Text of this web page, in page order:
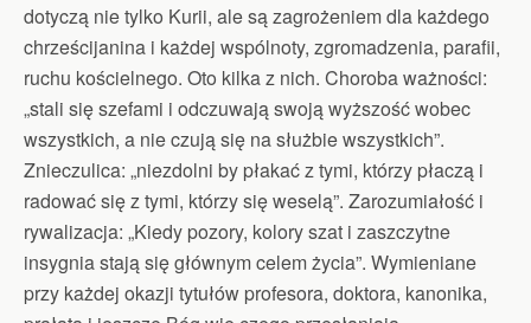
dotyczą nie tylko Kurii, ale są zagrożeniem dla każdego
chrześcijanina i każdej wspólnoty, zgromadzenia, parafii,
ruchu kościelnego. Oto kilka z nich. Choroba ważności:
„stali się szefami i odczuwają swoją wyższość wobec
wszystkich, a nie czują się na służbie wszystkich”.
Znieczulica: „niezdolni by płakać z tymi, którzy płaczą i
radować się z tymi, którzy się weselą”. Zarozumiałość i
rywalizacja: „Kiedy pozory, kolory szat i zaszczytne
insygnia stają się głównym celem życia”. Wymieniane
przy każdej okazji tytułów profesora, doktora, kanonika,